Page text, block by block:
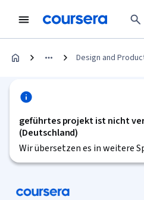
Design and
geführtes projekt ist nicht
(Deutschland)
Wir übersetzen es in weitere